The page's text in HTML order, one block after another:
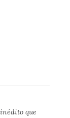
que